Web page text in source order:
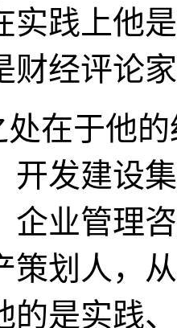
实践上他
财经评论
在于他
开发建设
企业管理
策划人，
的是实践